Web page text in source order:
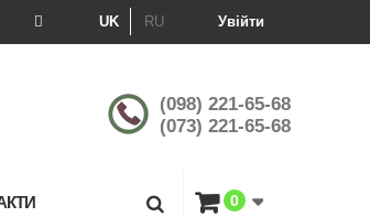
Увійти
UK RU
(098) 221-65-68
(073) 221-65-68
0